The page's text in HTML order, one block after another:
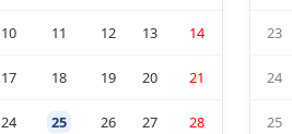
10 11 12 13 14
17 18 19 20 21
24 25 26 27 28
23
24
25